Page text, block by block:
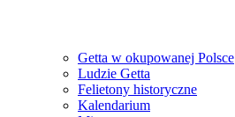
Getta w okupowanej Polsce
Ludzie Getta
Felietony historyczne
Kalendarium